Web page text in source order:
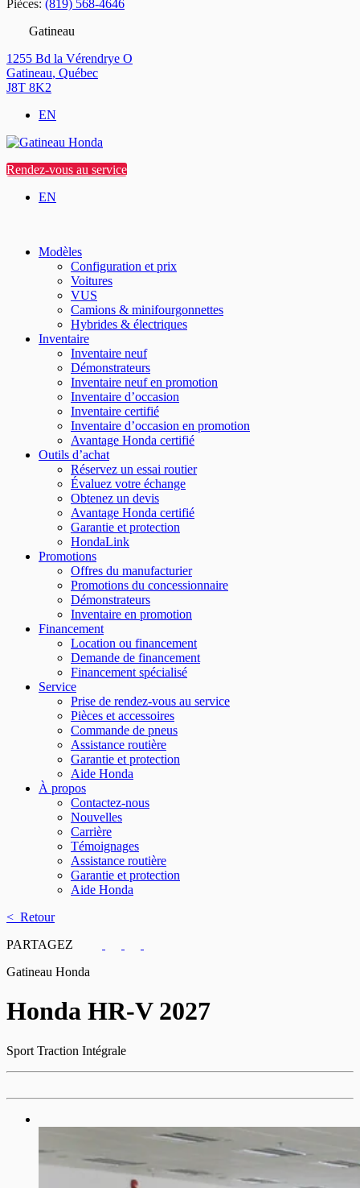
Pièces: (819) 568-4646
Gatineau
1255 Bd la Vérendrye O
Gatineau, Québec
J8T 8K2
EN
Rendez-vous au service
EN
Modèles
Configuration et prix
Voitures
VUS
Camions & minifourgonnettes
Hybrides & électriques
Inventaire
Inventaire neuf
Démonstrateurs
Inventaire neuf en promotion
Inventaire d’occasion
Inventaire certifié
Inventaire d’occasion en promotion
Avantage Honda certifié
Outils d’achat
Réservez un essai routier
Évaluez votre échange
Obtenez un devis
Avantage Honda certifié
Garantie et protection
HondaLink
Promotions
Offres du manufacturier
Promotions du concessionnaire
Démonstrateurs
Inventaire en promotion
Financement
Location ou financement
Demande de financement
Financement spécialisé
Service
Prise de rendez-vous au service
Pièces et accessoires
Commande de pneus
Assistance routière
Garantie et protection
Aide Honda
À propos
Contactez-nous
Nouvelles
Carrière
Témoignages
Assistance routière
Garantie et protection
Aide Honda
< Retour
PARTAGEZ
Gatineau Honda
Honda HR-V 2027
Sport Traction Intégrale